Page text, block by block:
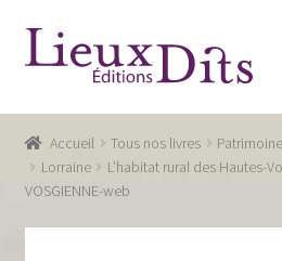
Aller
à
navigation
Aller
au
Accueil
Commande
Accueil Tous nos livres Patrimoine
Lorraine
L’habitat rural des Hautes-
VOSGIENNE-web